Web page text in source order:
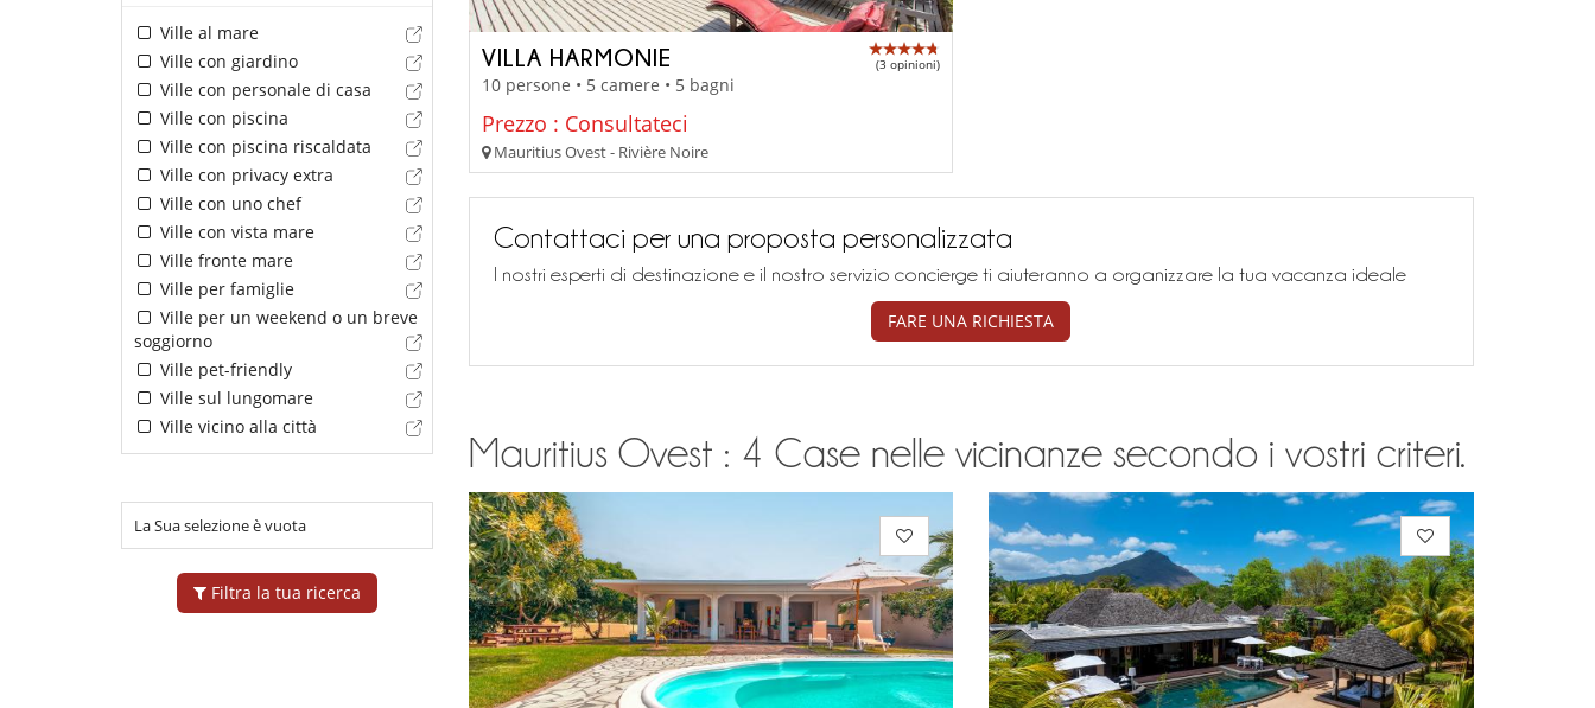
Ville al mare
Ville con giardino
Ville con personale di casa
Ville con piscina
Ville con piscina riscaldata
Ville con privacy extra
Ville con uno chef
Ville con vista mare
Ville fronte mare
Ville per famiglie
Ville per un weekend o un breve
soggiorno
Ville pet-friendly
Ville sul lungomare
Ville vicino alla città
La Sua selezione è vuota
Filtra la tua ricerca
VILLA HARMONIE (3 opinioni)
10 persone • 5 camere • 5 bagni
Prezzo : Consultateci
Mauritius Ovest - Rivière Noire
Contattaci per una proposta personalizzata
I nostri esperti di destinazione e il nostro servizio concierge ti aiuteranno a organizzare la tua vacanza ideale
FARE UNA RICHIESTA
Mauritius Ovest : 4 Case nelle vicinanze secondo i vostri criteri.